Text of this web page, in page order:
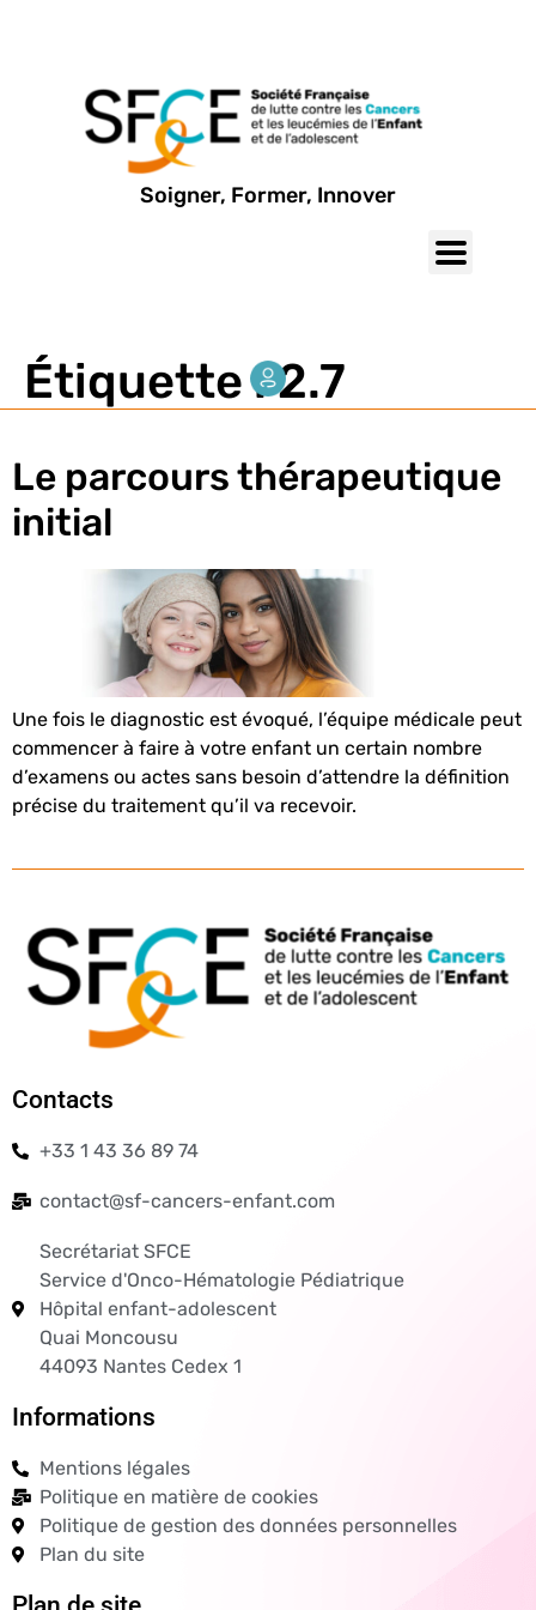
Soigner, Former, Innover
Étiquette :2.7
Le parcours thérapeutique
initial
Une fois le diagnostic est évoqué, l’équipe médicale peut
commencer à faire à votre enfant un certain nombre
d’examens ou actes sans besoin d’attendre la définition
précise du traitement qu’il va recevoir.
Contacts
+33 1 43 36 89 74
contact@sf-cancers-enfant.com
Secrétariat SFCE
Service d'Onco-Hématologie Pédiatrique
Hôpital enfant-adolescent
Quai Moncousu
44093 Nantes Cedex 1
Informations
Mentions légales
Politique en matière de cookies
Politique de gestion des données personnelles
Plan du site